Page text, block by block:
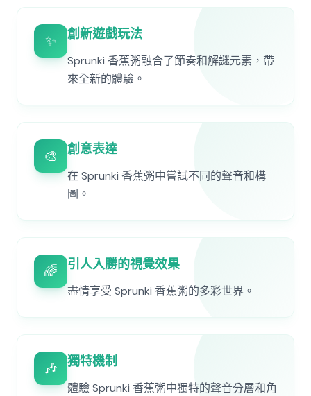
✨ 創新遊戲玩法
Sprunki 香蕉粥融合了節奏和解謎元素，帶
來全新的體驗。
🎨 創意表達
在 Sprunki 香蕉粥中嘗試不同的聲音和構
圖。
🌈 引人入勝的視覺效果
盡情享受 Sprunki 香蕉粥的多彩世界。
🎶 獨特機制
體驗 Sprunki 香蕉粥中獨特的聲音分層和角